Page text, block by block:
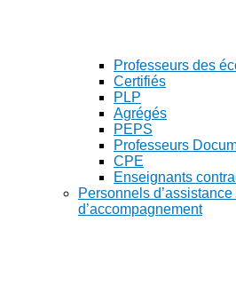
Professeurs des
Certifiés
PLP
Agrégés
PEPS
Professeurs
CPE
Enseignants
Personnels
d’accompagnement